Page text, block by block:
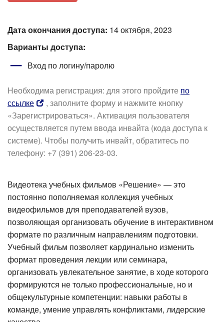
Дата окончания доступа: 14 октября, 2023
Варианты доступа:
Вход по логину/паролю
Необходима регистрация: для этого пройдите по
ссылке
, заполните форму и нажмите кнопку
«Зарегистрироваться». Активация пользователя
осуществляется путем ввода инвайта (кода доступа к
системе). Чтобы получить инвайт, обратитесь по
телефону: +7 (391) 206-23-03.
Видеотека учебных фильмов «Решение» — это
постоянно пополняемая коллекция учебных
видеофильмов для преподавателей вузов,
позволяющая организовать обучение в интерактивном
формате по различным направлениям подготовки.
Учебный фильм позволяет кардинально изменить
формат проведения лекции или семинара,
организовать увлекательное занятие, в ходе которого
формируются не только профессиональные, но и
общекультурные компетенции: навыки работы в
команде, умение управлять конфликтами, лидерские